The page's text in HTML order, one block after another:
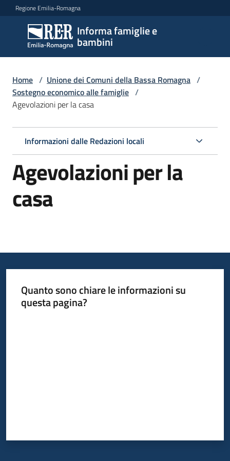
Vai al contenuto
Vai alla navigazione
Vai al footer
Regione Emilia-Romagna
Informa famiglie e
bambini
Informa
famiglie
e
bambini
Centri
per
Informazioni
Home / Unione dei Comuni della Bassa Romagna /
Sostegno economico alle famiglie /
Agevolazioni per la casa
Informazioni dalle Redazioni locali
Agevolazioni per la
casa
Quanto sono chiare le informazioni su
questa pagina?